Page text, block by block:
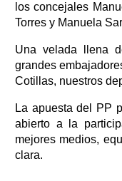
los concejales
Torres y Manuela
Una velada llena
grandes
Cotillas, nuestros
La apuesta del PP
abierto a la
mejores medios,
clara.